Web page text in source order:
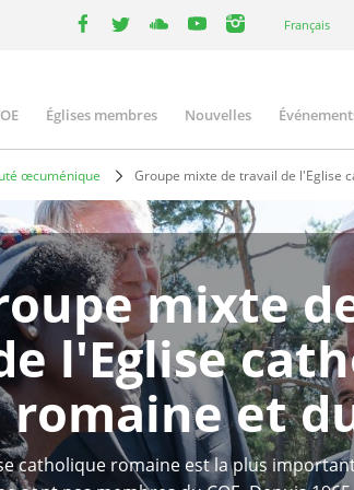
your
Français
Églises membres Nouvelles
œcuménique Groupe mixte de travail de l'Eglise
mixte
l'Eglise
romaine et
catholique romaine est la plus